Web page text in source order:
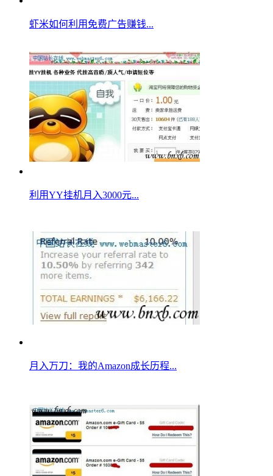
虾米如何利用免费广告赚钱...
利用YY挂机月入3000元...
月入万刀：我的Amazon成长历程...